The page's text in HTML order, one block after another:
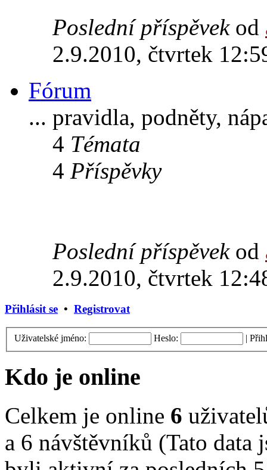
Poslední příspěvekod
2.9.2010, čtvrtek
Fórum
... pravidla, podněty,
4 Témata
4 Příspěvky
Poslední příspěvekod
2.9.2010, čtvrtek
Přihlásit se • Registrovat
Uživatelské jméno: Heslo: |
Kdo je online
Celkem je online 6
a 6 návštěvníků (Tato data